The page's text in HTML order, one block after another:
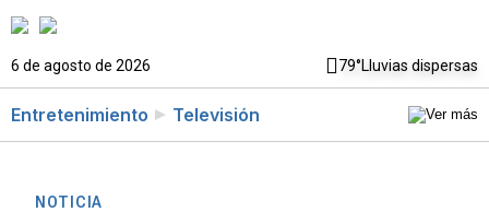
6 de agosto de 2026 79°Lluvias dispersas
Entretenimiento Televisión
NOTICIA